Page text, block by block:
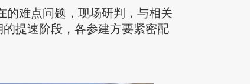
的难点问题，现场研判，与相关
提速阶段，各参建方要紧密配